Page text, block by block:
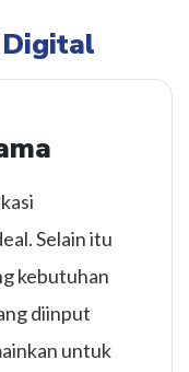
Selain itu
kebutuhan
diinput
untuk